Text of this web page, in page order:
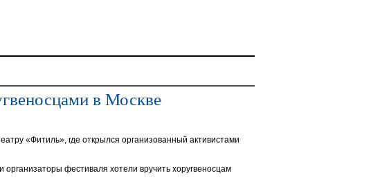
в Москве
«Фитиль», где открылся организованный активистами
фестиваля хотели вручить хоругвеносцам